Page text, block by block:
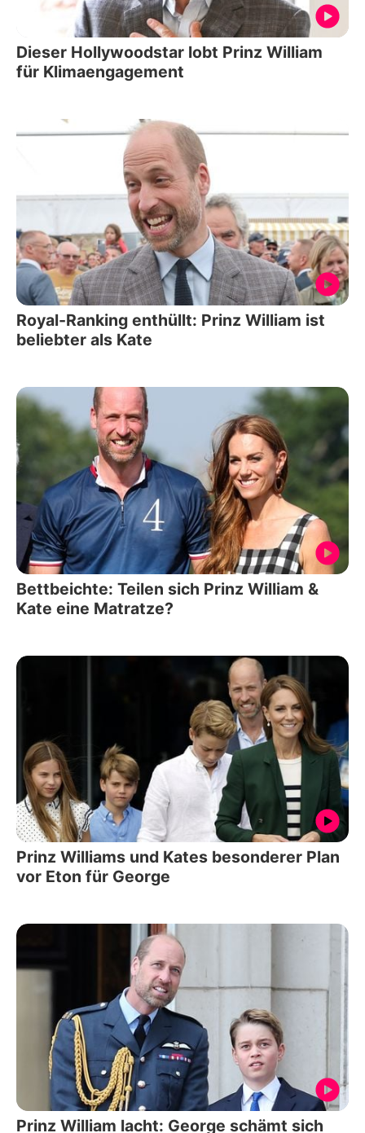
Dieser Hollywoodstar lobt Prinz William
für Klimaengagement
Royal-Ranking enthüllt: Prinz William ist
beliebter als Kate
Bettbeichte: Teilen sich Prinz William &
Kate eine Matratze?
Prinz Williams und Kates besonderer Plan
vor Eton für George
Prinz William lacht: George schämt sich